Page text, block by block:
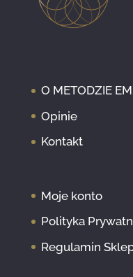
O METODZIE
Opinie
Kontakt
Moje konto
Polityka
Regulamin